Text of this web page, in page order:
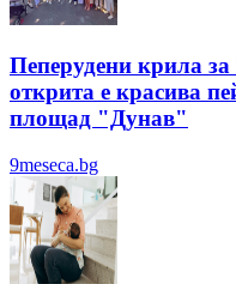
Пеперудени крила
открита е красива
площад "Дунав"
9meseca.bg